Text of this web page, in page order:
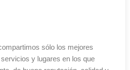
sólo los mejores
y lugares en los que